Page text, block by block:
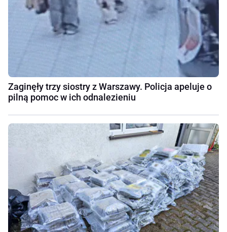
Zaginęły trzy siostry z Warszawy. Policja apeluje o
pilną pomoc w ich odnalezieniu